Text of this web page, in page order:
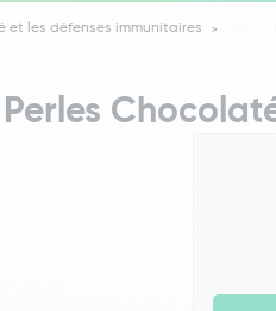
et les défenses immunitaires